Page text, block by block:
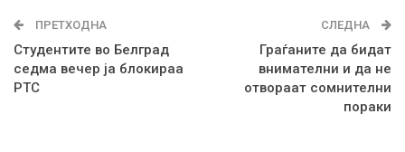
ПРЕТХОДНА
Студентите во Белград
седма вечер ја блокираа
РТС
СЛЕДНА
Граѓаните да бидат
внимателни и да не
отвораат сомнителни
пораки